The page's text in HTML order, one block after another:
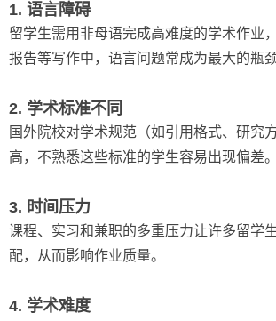
1. 语言障碍
留学生需用非母语完成高难度的学术作业
报告等写作中，语言问题常成为最大的瓶颈
2. 学术标准不同
国外院校对学术规范（如引用格式、研究
高，不熟悉这些标准的学生容易出现偏差。
3. 时间压力
课程、实习和兼职的多重压力让许多留学
配，从而影响作业质量。
4. 学术难度